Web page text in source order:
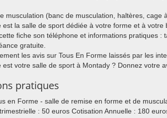
musculation (banc de musculation, haltères, cage
est la salle de sport dédiée à votre forme et à votre
fiche son téléphone et informations pratiques :
gratuite.
les avis sur Tous En Forme laissés par les
est votre salle de sport à Montady ? Donnez votre
pratiques
en Forme - salle de remise en forme et de
: 50 euros Cotisation Annuelle : 180